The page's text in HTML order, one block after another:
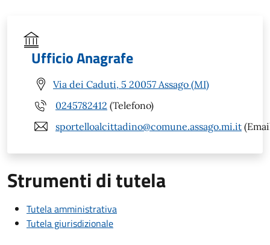
Ufficio Anagrafe
Via dei Caduti, 5 20057 Assago (MI)
0245782412 (Telefono)
sportelloalcittadino@comune.assago.mi.it
Strumenti di tutela
Tutela amministrativa
Tutela giurisdizionale